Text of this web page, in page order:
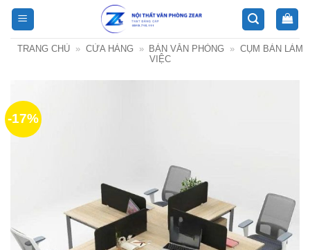
Bỏ
qua
nội
TRANG CHỦ » CỬA HÀNG » BÀN VĂN PHÒNG » CỤM BÀN LÀM
VIỆC
-17%